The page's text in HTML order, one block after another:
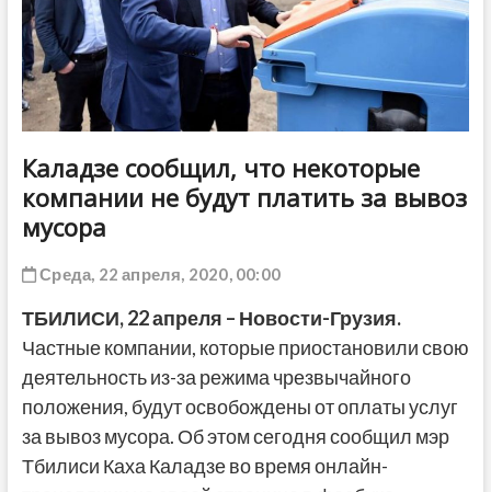
Каладзе сообщил, что некоторые
компании не будут платить за вывоз
мусора
Среда, 22 апреля, 2020, 00:00
ТБИЛИСИ,22 апреля – Новости-Грузия.
Частные компании, которые приостановили свою
деятельность из-за режима чрезвычайного
положения, будут освобождены от оплаты услуг
за вывоз мусора. Об этом сегодня сообщил мэр
Тбилиси Каха Каладзе во время онлайн-